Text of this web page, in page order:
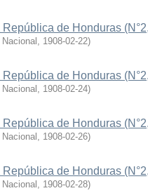
de Honduras
, 1908-02-22)
de Honduras
, 1908-02-24)
de Honduras
, 1908-02-26)
de Honduras
, 1908-02-28)